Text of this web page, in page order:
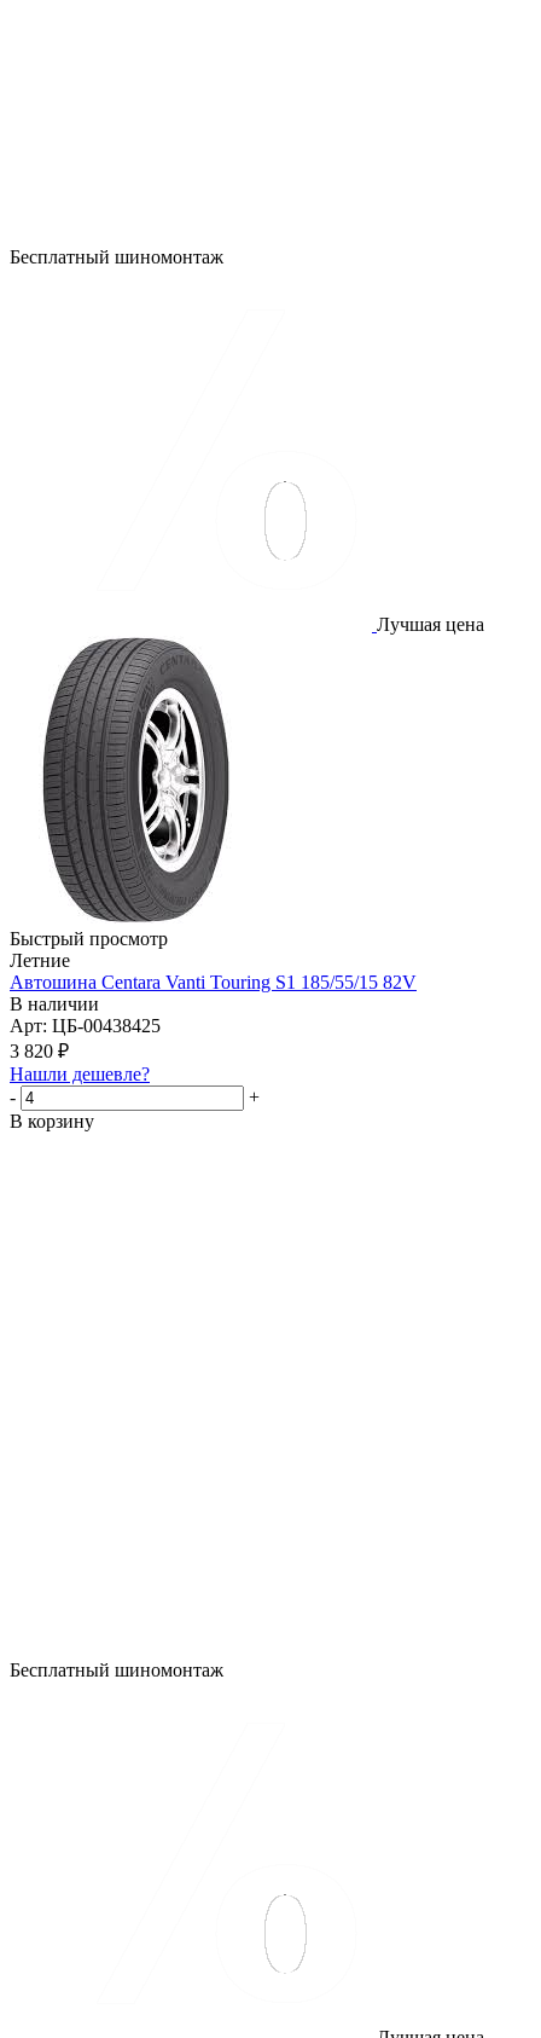
Бесплатный шиномонтаж
Лучшая цена
Быстрый просмотр
Летние
Автошина Centara Vanti Touring S1 185/55/15 82V
В наличии
Арт: ЦБ-00438425
3 820 ₽
Нашли дешевле?
-
+
В корзину
Бесплатный шиномонтаж